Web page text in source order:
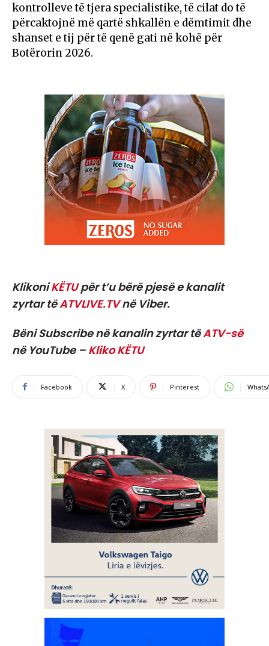
kontrolleve të tjera specialistike, të cilat do të
përcaktojnë më qartë shkallën e dëmtimit dhe
shanset e tij për të qenë gati në kohë për
Botërorin 2026.
KlikoniKËTUpër t’u bërë pjesë e kanalit
zyrtar tëATVLIVE.TVnë Viber.
Bëni Subscribe në kanalin zyrtar tëATV-së
në YouTube – Kliko KËTU
Facebook X Pinterest